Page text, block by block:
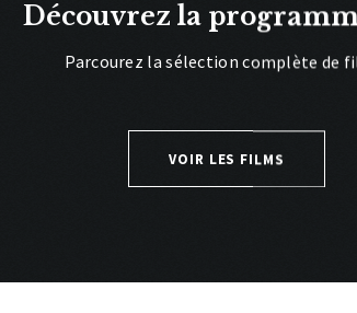
Découvrez la
Parcourez la sélection complète de
VOIR LES FILMS